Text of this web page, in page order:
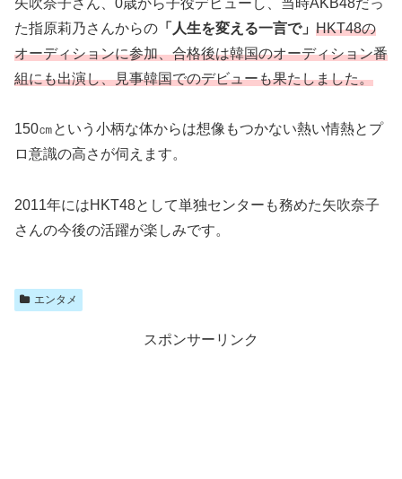
た指原莉乃さんからの 「人生を変える一言で」 HKT48の
オーディションに参加、合格後は韓国のオーディション番
組にも出演し、見事韓国でのデビューも果たしました。
150㎝という小柄な体からは想像もつかない熱い情熱とプ
ロ意識の高さが伺えます。
2011年にはHKT48として単独センターも務めた矢吹奈子
さんの今後の活躍が楽しみです。
エンタメ
スポンサーリンク